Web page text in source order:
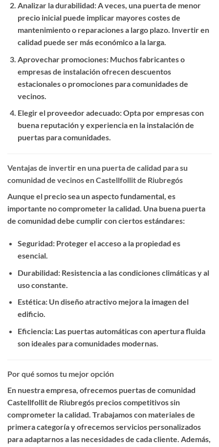
Analizar la durabilidad: A veces, una puerta de menor
precio inicial puede implicar mayores costes de
mantenimiento o reparaciones a largo plazo. Invertir en
calidad puede ser más económico a la larga.
Aprovechar promociones: Muchos fabricantes o
empresas de instalación ofrecen descuentos
estacionales o promociones para comunidades de
vecinos.
Elegir el proveedor adecuado: Opta por empresas con
buena reputación y experiencia en la instalación de
puertas para comunidades.
Ventajas de invertir en una puerta de calidad para su
comunidad de vecinos en Castellfollit de Riubregós
Aunque el precio sea un aspecto fundamental, es
importante no comprometer la calidad. Una buena puerta
de comunidad debe cumplir con ciertos estándares:
Seguridad: Proteger el acceso a la propiedad es
esencial.
Durabilidad: Resistencia a las condiciones climáticas y al
uso constante.
Estética: Un diseño atractivo mejora la imagen del
edificio.
Eficiencia: Las puertas automáticas con apertura fluida
son ideales para comunidades modernas.
Por qué somos tu mejor opción
En nuestra empresa, ofrecemos puertas de comunidad
Castellfollit de Riubregós precios competitivossin
comprometer la calidad. Trabajamos con materiales de
primera categoría y ofrecemos servicios personalizados
para adaptarnos a las necesidades de cada cliente. Además,